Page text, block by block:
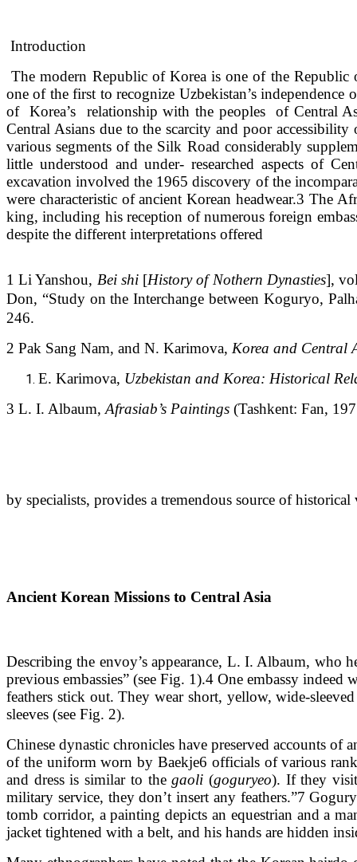
Introduction
The modern Republic of Korea is one of the Republic
one of the first to recognize Uzbekistan’s
of Korea’s relationship with the peoples of Central
Central Asians due to the scarcity and poor
various segments of the Silk Road considerably
little understood and under- researched aspects of
excavation involved the 1965 discovery of the
were characteristic of ancient Korean headwear.3 The
king, including his reception of numerous foreign
despite the different interpretations offered
1 Li Yanshou, Bei shi [History of Nothern Dynasties],
Don, “Study on the Interchange between Koguryo,
246.
2 Pak Sang Nam, and N. Karimova, Korea and Central
E. Karimova, Uzbekistan and Korea: Historical
3 L. I. Albaum,Afrasiab’s Paintings (Tashkent: Fan,
by specialists, provides a tremendous source of
Ancient Korean Missions to Central Asia
Describing the envoy’s appearance, L. I. Albaum, who
previous embassies” (see Fig. 1).4 One embassy
feathers stick out. They wear short, yellow, wide-
sleeves (see Fig. 2).
Chinese dynastic chronicles have preserved accounts of
of the uniform worn by Baekje6 officials of various
and dress is similar to thegaoli(goguryeo). If they
military service, they don’t insert any feathers.”7
tomb corridor, a painting depicts an equestrian and a
jacket tightened with a belt, and his hands are hidden